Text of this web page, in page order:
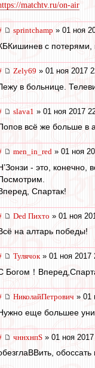
matchtv.ru/on-air
sprintchamp » 01 ноя
с
Zely69 » 01 ноя 2017
в больнице.
slava1 » 01 ноя 2017
всё же больше в
men_in_red » 01 ноя
- это, конечно,
Спартак!
Ded Пихто » 01 ноя
на алтарь победы!
Тулячок» 01 ноя 2017
Богом！
НиколайПетрович » 01
еще большее
чннхнпS » 01 ноя